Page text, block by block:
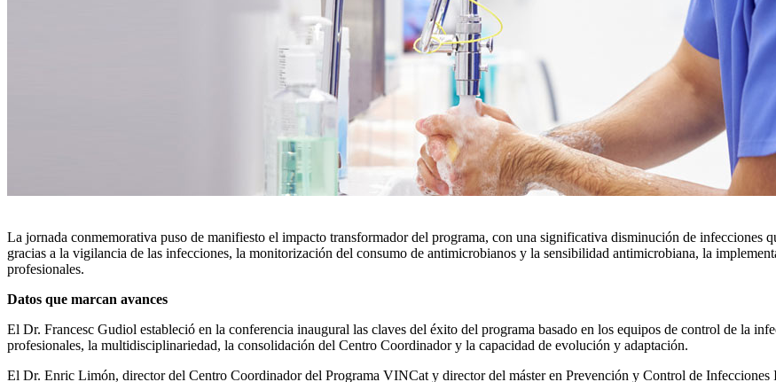
La jornada conmemorativa puso de manifiesto el impacto transformador del programa, con una significativa disminución de infecciones
gracias a la vigilancia de las infecciones, la monitorización del consumo de antimicrobianos y la sensibilidad antimicrobiana, la
profesionales.
Datos que marcan avances
El Dr. Francesc Gudiol estableció en la conferencia inaugural las claves del éxito del programa basado en los equipos de control de la
profesionales, la multidisciplinariedad, la consolidación del Centro Coordinador y la capacidad de evolución y adaptación.
El Dr. Enric Limón, director del Centro Coordinador del Programa VINCat y director del máster en Prevención y Control de Infecciones